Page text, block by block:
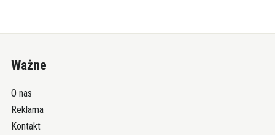
Ważne
O nas
Reklama
Kontakt